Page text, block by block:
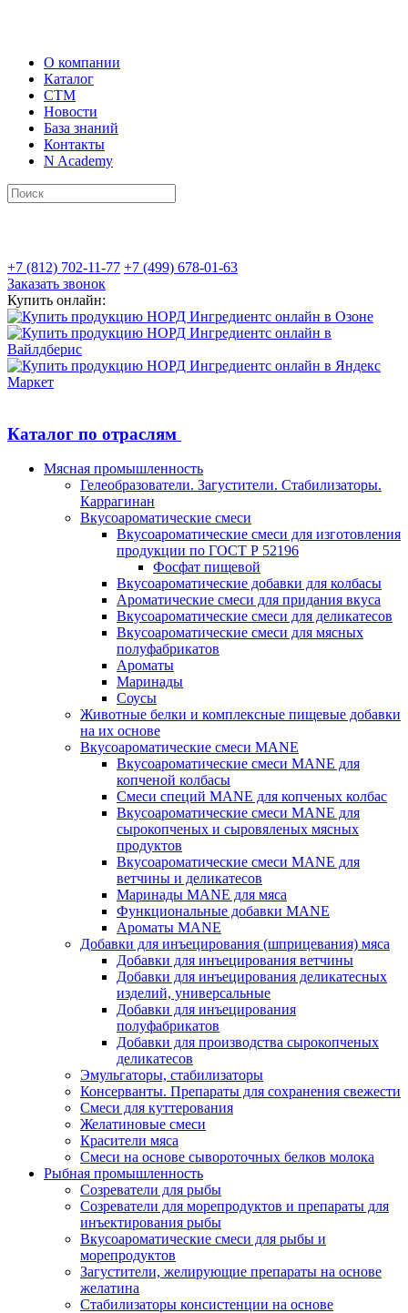
О компании
Каталог
СТМ
Новости
База знаний
Контакты
N Academy
+7 (812) 702-11-77 +7 (499) 678-01-63
Заказать звонок
Купить онлайн:
Каталог по отраслям
Мясная промышленность
Гелеобразователи. Загустители. Стабилизаторы.
Каррагинан
Вкусоароматические смеси
Вкусоароматические смеси для изготовления
продукции по ГОСТ Р 52196
Фосфат пищевой
Вкусоароматические добавки для колбасы
Ароматические смеси для придания вкуса
Вкусоароматические смеси для деликатесов
Вкусоароматические смеси для мясных
полуфабрикатов
Ароматы
Маринады
Соусы
Животные белки и комплексные пищевые добавки
на их основе
Вкусоароматические смеси MANE
Вкусоароматические смеси MANE для
копченой колбасы
Смеси специй MANE для копченых колбас
Вкусоароматические смеси MANE для
сырокопченых и сыровяленых мясных
продуктов
Вкусоароматические смеси MANE для
ветчины и деликатесов
Маринады MANE для мяса
Функциональные добавки MANE
Ароматы MANE
Добавки для инъецирования (шприцевания) мяса
Добавки для инъецирования ветчины
Добавки для инъецирования деликатесных
изделий, универсальные
Добавки для инъецирования
полуфабрикатов
Добавки для производства сырокопченых
деликатесов
Эмульгаторы, стабилизаторы
Консерванты. Препараты для сохранения свежести
Смеси для куттерования
Желатиновые смеси
Красители мяса
Смеси на основе сывороточных белков молока
Рыбная промышленность
Созреватели для рыбы
Созреватели для морепродуктов и препараты для
инъектирования рыбы
Вкусоароматические смеси для рыбы и
морепродуктов
Загустители, желирующие препараты на основе
желатина
Стабилизаторы консистенции на основе